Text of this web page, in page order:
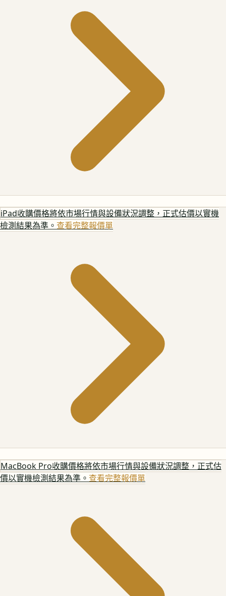
iPad收購價格將依市場行情與設備狀況調整，正式估價以實機
檢測結果為準。 查看完整報價單
MacBook Pro收購價格將依市場行情與設備狀況調整，正式估
價以實機檢測結果為準。 查看完整報價單